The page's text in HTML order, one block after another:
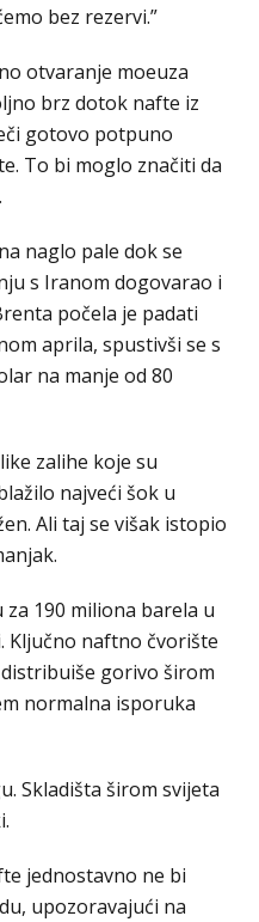
bez rezervi.”
otvaranje moeuza
brz dotok nafte iz
gotovo potpuno
To bi moglo značiti da
naglo pale dok se
s Iranom dogovarao i
počela je padati
aprila, spustivši se s
na manje od 80
zalihe koje su
najveći šok u
Ali taj se višak istopio
190 miliona barela u
Ključno naftno čvorište
gorivo širom
normalna isporuka
Skladišta širom svijeta
jednostavno ne bi
upozoravajući na